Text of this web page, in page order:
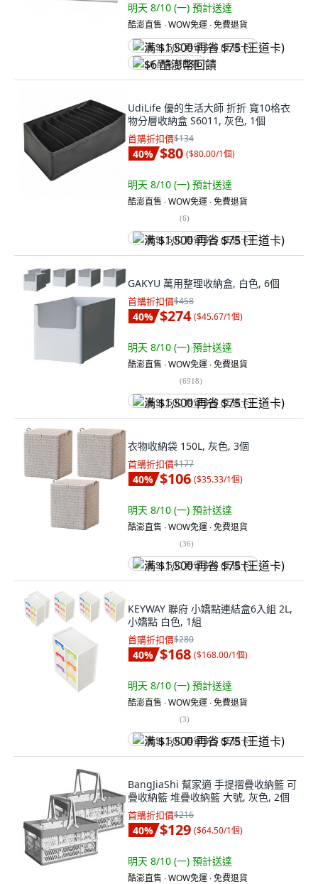
明天 8/10 (一) 預計送達
酷澎直售 ∙ WOW免運 ∙ 免費退貨
满 $1,500 再省 $75 (王道卡)
$6 酷澎幣回饋
UdiLife 優的生活大師 折折 寬10格衣
物分層收納盒 S6011, 灰色, 1個
首購折扣價$134
40% $80 ($80.00/1個)
明天 8/10 (一) 預計送達
酷澎直售 ∙ WOW免運 ∙ 免費退貨
(6)
满 $1,500 再省 $75 (王道卡)
GAKYU 萬用整理收納盒, 白色, 6個
首購折扣價$458
40% $274 ($45.67/1個)
明天 8/10 (一) 預計送達
酷澎直售 ∙ WOW免運 ∙ 免費退貨
(6918)
满 $1,500 再省 $75 (王道卡)
衣物收納袋 150L, 灰色, 3個
首購折扣價$177
40% $106 ($35.33/1個)
明天 8/10 (一) 預計送達
酷澎直售 ∙ WOW免運 ∙ 免費退貨
(36)
满 $1,500 再省 $75 (王道卡)
KEYWAY 聯府 小嬌點連結盒6入組 2L,
小嬌點 白色, 1組
首購折扣價$280
40% $168 ($168.00/1個)
明天 8/10 (一) 預計送達
酷澎直售 ∙ WOW免運 ∙ 免費退貨
(3)
满 $1,500 再省 $75 (王道卡)
BangJiaShi 幫家適 手提摺疊收納籃 可
疊收納籃 堆疊收納籃 大號, 灰色, 2個
首購折扣價$216
40% $129 ($64.50/1個)
明天 8/10 (一) 預計送達
酷澎直售 ∙ WOW免運 ∙ 免費退貨